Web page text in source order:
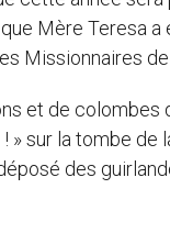
Mère Teresa
Missionnaires
et de colombes
» sur la tombe
des